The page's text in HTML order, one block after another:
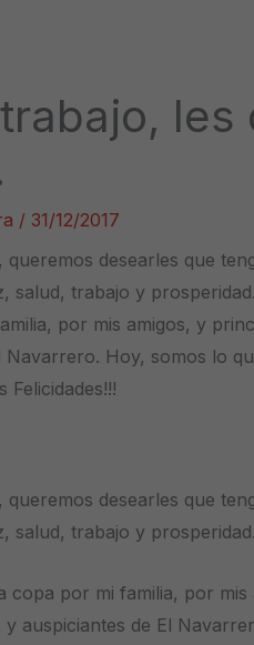
les
/ 31/12/2017
desearles que
salud, trabajo y
por mis amigos, y
Navarrero. Hoy, somos lo
Felicidades!!!
desearles que
salud, trabajo y prosperidad.
copa por mi familia, por mis
auspiciantes de El